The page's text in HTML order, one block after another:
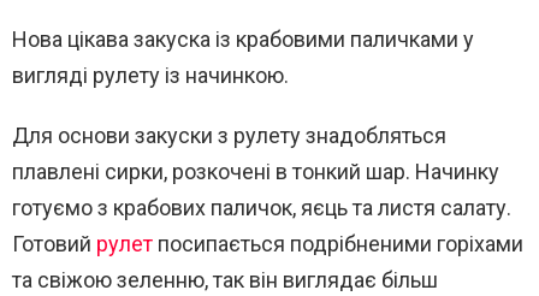
Нова цікава закуска із крабовими паличками у
вигляді рулету із начинкою.
Для основи закуски з рулету знадобляться
плавлені сирки, розкочені в тонкий шар. Начинку
готуємо з крабових паличок, яєць та листя салату.
Готовий рулет посипається подрібненими горіхами
та свіжою зеленню, так він виглядає більш